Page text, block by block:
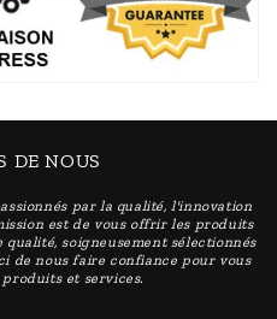
DE NOUS
par la qualité, l'innovation
est de vous offrir les produits
soigneusement sélectionnés
de nous faire confiance pour vous
et services.